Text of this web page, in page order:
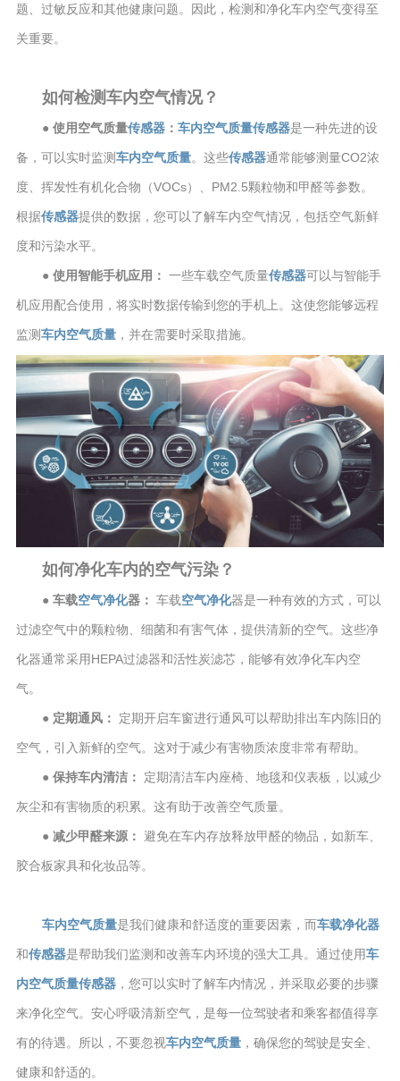
题、过敏反应和其他健康问题。因此，检测和净化车内空气变得至
关重要。
如何检测车内空气情况？
● 使用空气质量传感器： 车内空气质量传感器是一种先进的设
备，可以实时监测车内空气质量。这些传感器通常能够测量CO2浓
度、挥发性有机化合物（VOCs）、PM2.5颗粒物和甲醛等参数。
根据传感器提供的数据，您可以了解车内空气情况，包括空气新鲜
度和污染水平。
● 使用智能手机应用： 一些车载空气质量传感器可以与智能手
机应用配合使用，将实时数据传输到您的手机上。这使您能够远程
监测车内空气质量，并在需要时采取措施。
如何净化车内的空气污染？
● 车载空气净化器： 车载空气净化器是一种有效的方式，可以
过滤空气中的颗粒物、细菌和有害气体，提供清新的空气。这些净
化器通常采用HEPA过滤器和活性炭滤芯，能够有效净化车内空
气。
● 定期通风： 定期开启车窗进行通风可以帮助排出车内陈旧的
空气，引入新鲜的空气。这对于减少有害物质浓度非常有帮助。
● 保持车内清洁： 定期清洁车内座椅、地毯和仪表板，以减少
灰尘和有害物质的积累。这有助于改善空气质量。
● 减少甲醛来源： 避免在车内存放释放甲醛的物品，如新车、
胶合板家具和化妆品等。
车内空气质量是我们健康和舒适度的重要因素，而车载净化器
和传感器是帮助我们监测和改善车内环境的强大工具。通过使用车
内空气质量传感器，您可以实时了解车内情况，并采取必要的步骤
来净化空气。安心呼吸清新空气，是每一位驾驶者和乘客都值得享
有的待遇。所以，不要忽视车内空气质量，确保您的驾驶是安全、
健康和舒适的。